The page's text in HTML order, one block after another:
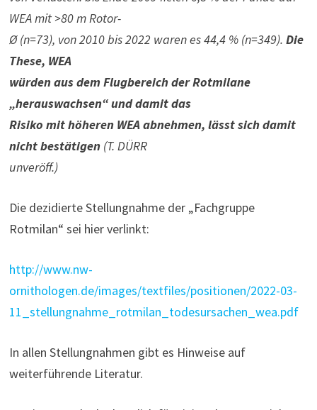
WEA mit >80 m Rotor-
Ø (n=73), von 2010 bis 2022 waren es 44,4 % (n=349). Die
These, WEA
würden aus dem Flugbereich der Rotmilane
„herauswachsen“ und damit das
Risiko mit höheren WEA abnehmen, lässt sich damit
nicht bestätigen(T. DÜRR
unveröff.)
Die dezidierte Stellungnahme der „Fachgruppe
Rotmilan“ sei hier verlinkt:
http://www.nw-
ornithologen.de/images/textfiles/positionen/2022-03-
11_stellungnahme_rotmilan_todesursachen_wea.pdf
In allen Stellungnahmen gibt es Hinweise auf
weiterführende Literatur.